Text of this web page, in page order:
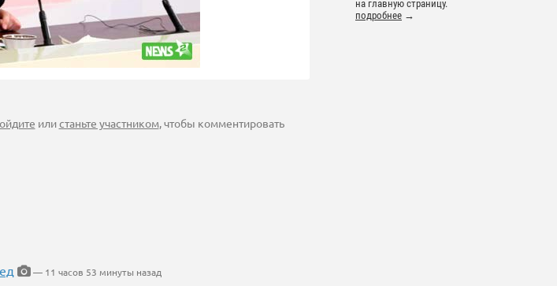
на главную страницу.
подробнее →
илистаньте участником, чтобы комментировать
— 11 часов 53 минуты назад